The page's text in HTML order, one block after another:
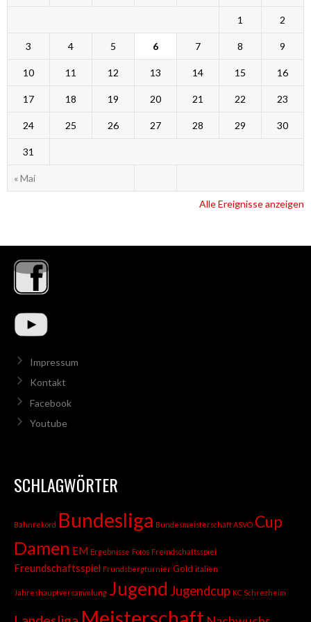
« Mai
1 2
3 4 5 6 7 8 9
10 11 12 13 14 15 16
17 18 19 20 21 22 23
24 25 26 27 28 29 30
31
Alle Ereignisse anzeigen
Impressum
Kontakt
Facebook
Youtube
SCHLAGWÖRTER
Bahnrekord Bundesliga Bundesmeisterschaft ASVÖ Cup
Damen EM Ergebnisse Fotos Freindschaftsspiel
Freundschaftsspiel Frundsbergturnier Gold italien
Jahreshauptversammlung Jugend Jugendcup KC Schrezheim